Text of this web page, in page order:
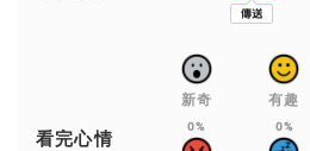
看完心情
新奇
0%
有趣
0%